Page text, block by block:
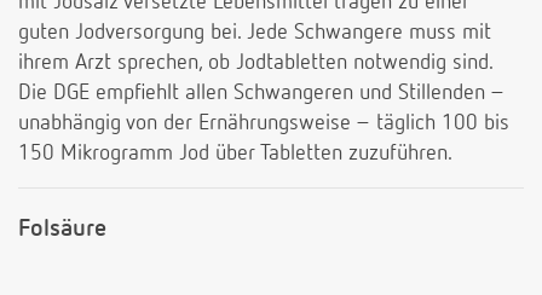
guten Jodversorgung bei. Jede Schwangere muss mit
ihrem Arzt sprechen, ob Jodtabletten notwendig sind.
Die DGE empfiehlt allen Schwangeren und Stillenden –
unabhängig von der Ernährungsweise – täglich 100 bis
150 Mikrogramm Jod über Tabletten zuzuführen.
Folsäure